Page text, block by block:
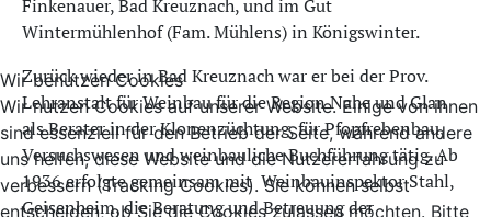
Finkenauer, Bad Kreuznach, und im Gut
Wintermühlenhof (Fam. Mühlens) in Königswinter.
Zurück wieder in Bad Kreuznach war er bei der Prov.
Lehranstalt für Weinbau für die Region Nahe und Glan
als Berater in der Klonenzüchtung, für Pfopfrebenbau,
Versuchswesen und weinbauliche Buchführung tätig. Ab
1936 erfolgte gemeinsam mit Weinbauinspektor Stahl,
Geisenheim, die Beratung und Betreuung der
Wir benutzen Cookies
Wir nutzen Cookies auf unserer Website. Einige von ihnen
sind essenziell für den Betrieb der Seite, während andere
uns helfen, diese Website und die Nutzererfahrung zu
verbessern (Tracking Cookies). Sie können selbst
entscheiden, ob Sie die Cookies zulassen möchten. Bitte